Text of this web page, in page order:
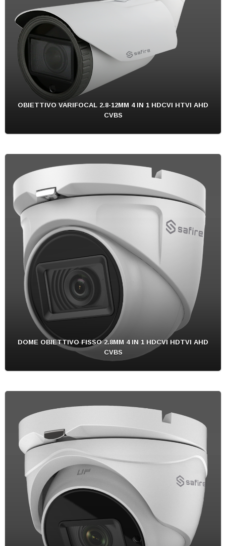
OBIETTIVO VARIFOCAL 2.8-12MM 4 IN 1 HDCVI HTVI AHD
CVBS
DOME OBIETTIVO FISSO 2.8MM 4 IN 1 HDCVI HDTVI AHD
CVBS